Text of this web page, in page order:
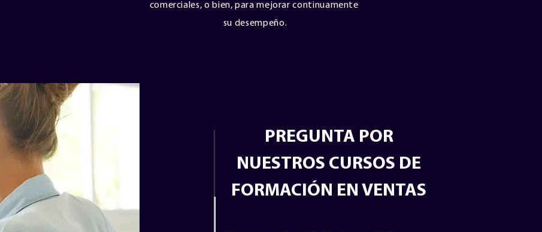
comerciales, o bien, para mejorar continuamente
su desempeño.
PREGUNTA POR
NUESTROS CURSOS DE
FORMACIÓN EN VENTAS